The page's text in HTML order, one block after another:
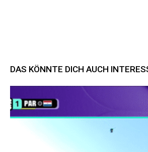
DAS KÖNNTE DICH AUCH